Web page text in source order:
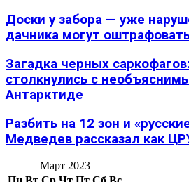
Доски у забора — уже
дачника могут
Загадка черных
столкнулись с
Антарктиде
Разбить на 12 зон и
Медведев рассказал как
Март 2023